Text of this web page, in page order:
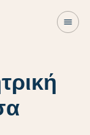
menu